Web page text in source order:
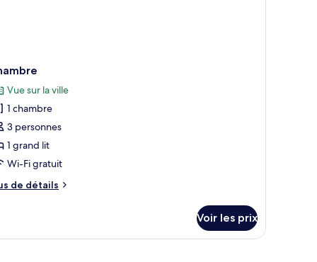
Vue sur la ville
1 chambre
3 personnes
1 grand lit
Wi-Fi gratuit
de détails
Voir les prix